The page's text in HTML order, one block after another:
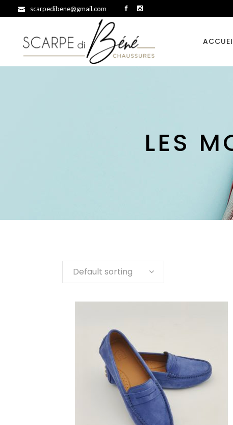
scarpedibene@gmail.com
LES
Default sorting